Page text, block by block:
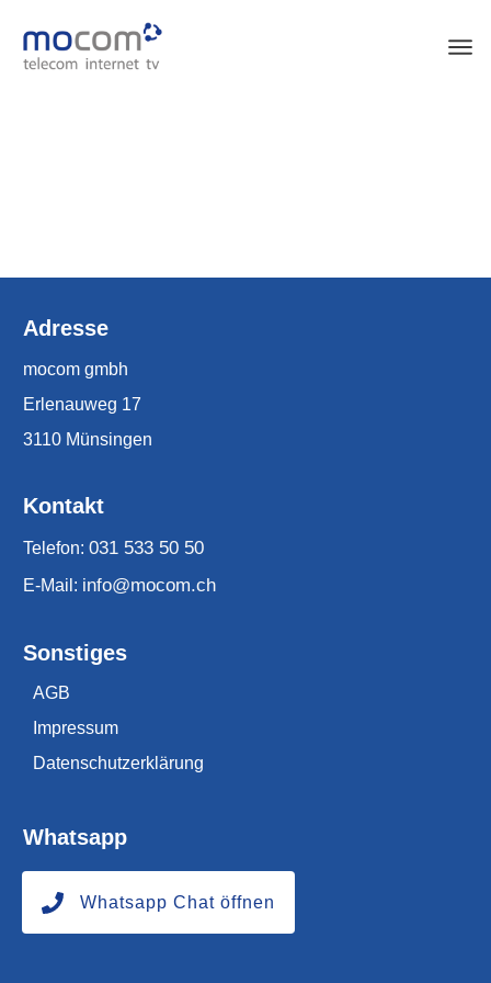
Adresse
mocom gmbh
Erlenauweg 17
3110 Münsingen
Kontakt
Telefon: 031 533 50 50
E-Mail: info@mocom.ch
Sonstiges
AGB
Impressum
Datenschutzerklärung
Whatsapp
Whatsapp Chat öffnen